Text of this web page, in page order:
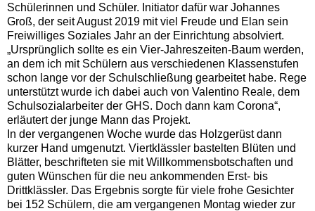
Schülerinnen und Schüler. Initiator dafür war Johannes
Groß, der seit August 2019 mit viel Freude und Elan sein
Freiwilliges Soziales Jahr an der Einrichtung absolviert.
„Ursprünglich sollte es ein Vier-Jahreszeiten-Baum werden,
an dem ich mit Schülern aus verschiedenen Klassenstufen
schon lange vor der Schulschließung gearbeitet habe. Rege
unterstützt wurde ich dabei auch von Valentino Reale, dem
Schulsozialarbeiter der GHS. Doch dann kam Corona“,
erläutert der junge Mann das Projekt.
In der vergangenen Woche wurde das Holzgerüst dann
kurzer Hand umgenutzt. Viertklässler bastelten Blüten und
Blätter, beschrifteten sie mit Willkommensbotschaften und
guten Wünschen für die neu ankommenden Erst- bis
Drittklässler. Das Ergebnis sorgte für viele frohe Gesichter
bei 152 Schülern, die am vergangenen Montag wieder zur